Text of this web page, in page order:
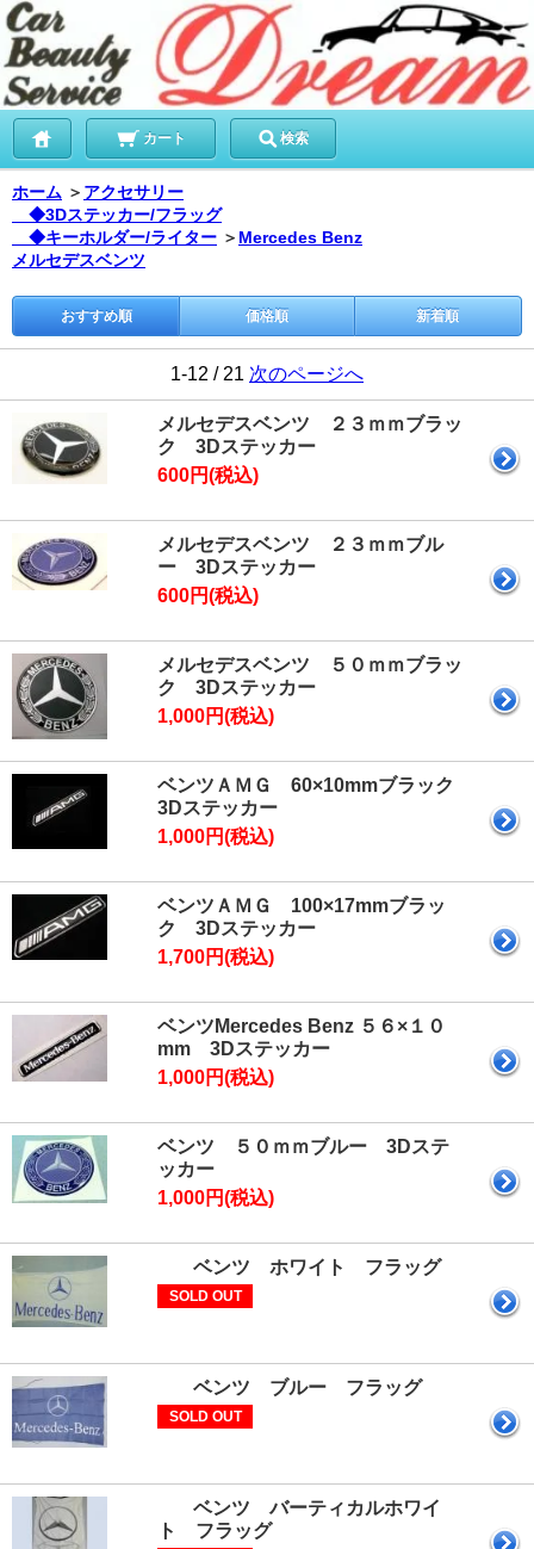
カート 検索
ホーム ＞ アクセサリー
◆3Dステッカー/フラッグ
◆キーホルダー/ライター ＞ Mercedes Benz
メルセデスベンツ
おすすめ順 価格順 新着順
1-12 / 21 次のページへ
メルセデスベンツ ２３ｍｍブラッ
ク 3Dステッカー
600円(税込)
メルセデスベンツ ２３ｍｍブル
ー 3Dステッカー
600円(税込)
メルセデスベンツ ５０ｍｍブラッ
ク 3Dステッカー
1,000円(税込)
ベンツＡＭＧ 60×10mmブラック
3Dステッカー
1,000円(税込)
ベンツＡＭＧ 100×17mmブラッ
ク 3Dステッカー
1,700円(税込)
ベンツMercedes Benz ５６×１０
mm 3Dステッカー
1,000円(税込)
ベンツ ５０ｍｍブルー 3Dステ
ッカー
1,000円(税込)
ベンツ ホワイト フラッグ
SOLD OUT
ベンツ ブルー フラッグ
SOLD OUT
ベンツ バーティカルホワイ
ト フラッグ